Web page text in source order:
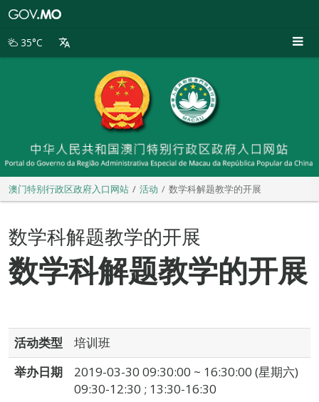
别
35°C
澳门特别行政区政府入口网站 活动 数学科解题教学的开展
数学科解题教学的开展
数学科解题教学的开展
活动类型
培训班
举办日期
2019-03-30 09:30:00 ~ 16:30:00 (星期六)
09:30-12:30 ; 13:30-16:30